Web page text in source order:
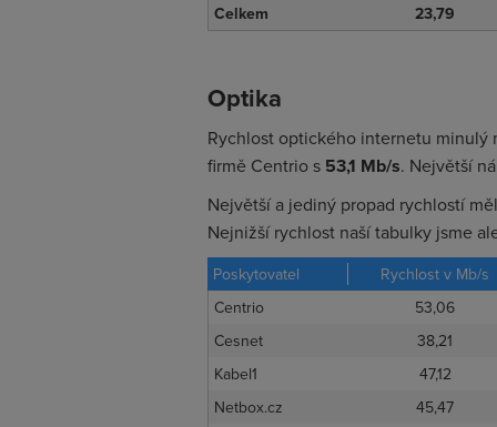
Celkem
23,79
Optika
Rychlost optického internetu minulý
firmě Centrio s 53,1 Mb/s. Největší
Největší a jediný propad rychlostí
Nejnižší rychlost naší tabulky jsme
Poskytovatel Rychlost v Mb/s
Centrio
53,06
Cesnet
38,21
Kabel1
47,12
Netbox.cz
45,47